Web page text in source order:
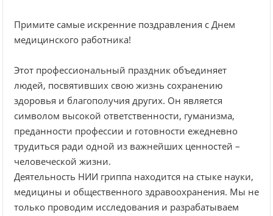
Примите самые искренние поздравления с Днем
медицинского работника!
Этот профессиональный праздник объединяет
людей, посвятивших свою жизнь сохранению
здоровья и благополучия других. Он является
символом высокой ответственности, гуманизма,
преданности профессии и готовности ежедневно
трудиться ради одной из важнейших ценностей –
человеческой жизни.
Деятельность НИИ гриппа находится на стыке науки,
медицины и общественного здравоохранения. Мы не
только проводим исследования и разрабатываем